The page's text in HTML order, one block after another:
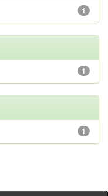
1
1
1